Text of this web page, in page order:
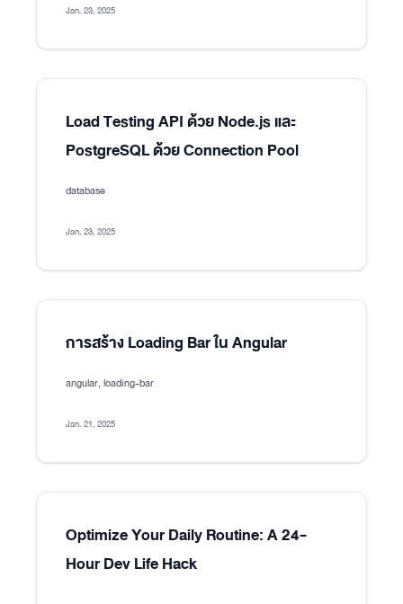
Jan. 23, 2025
Load Testing API ด้วย Node.js และ
PostgreSQL ด้วย Connection Pool
database
Jan. 23, 2025
การสร้าง Loading Bar ใน Angular
angular, loading-bar
Jan. 21, 2025
Optimize Your Daily Routine: A 24-
Hour Dev Life Hack